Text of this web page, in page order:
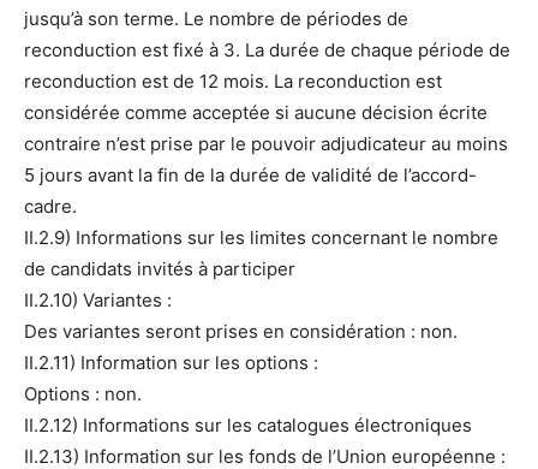
jusqu’à son terme. Le nombre de périodes de
reconduction est fixé à 3. La durée de chaque période de
reconduction est de 12 mois. La reconduction est
considérée comme acceptée si aucune décision écrite
contraire n’est prise par le pouvoir adjudicateur au moins
5 jours avant la fin de la durée de validité de l’accord-
cadre.
II.2.9) Informations sur les limites concernant le nombre
de candidats invités à participer
II.2.10) Variantes :
Des variantes seront prises en considération : non.
II.2.11) Information sur les options :
Options : non.
II.2.12) Informations sur les catalogues électroniques
II.2.13) Information sur les fonds de l’Union européenne :